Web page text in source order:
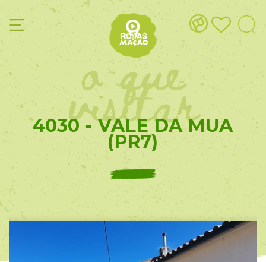
o que
visitar
4030 - VALE DA MUA
(PR7)